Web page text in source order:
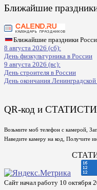
Ближайшие
Ближайшие праздники
8 августа 2026 (сб):
День физкультурника в России
9 августа 2026 (вс):
День строителя в России
День окончания
QR-код и
Возьмите моб телефон с камерой,
Наведите камеру на код, Получите
Сайт начал работу 10 октября